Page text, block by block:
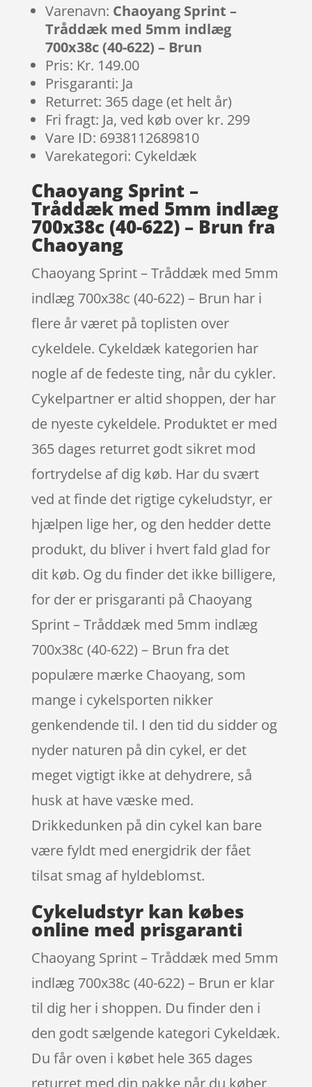
Varenavn: Chaoyang Sprint –
Tråddæk med 5mm indlæg
700x38c (40-622) – Brun
Pris: Kr. 149.00
Prisgaranti: Ja
Returret: 365 dage (et helt år)
Fri fragt: Ja, ved køb over kr. 299
Vare ID: 6938112689810
Varekategori: Cykeldæk
Chaoyang Sprint –
Tråddæk med 5mm indlæg
700x38c (40-622) – Brun fra
Chaoyang
Chaoyang Sprint – Tråddæk med 5mm
indlæg 700x38c (40-622) – Brun har i
flere år været på toplisten over
cykeldele. Cykeldæk kategorien har
nogle af de fedeste ting, når du cykler.
Cykelpartner er altid shoppen, der har
de nyeste cykeldele. Produktet er med
365 dages returret godt sikret mod
fortrydelse af dig køb. Har du svært
ved at finde det rigtige cykeludstyr, er
hjælpen lige her, og den hedder dette
produkt, du bliver i hvert fald glad for
dit køb. Og du finder det ikke billigere,
for der er prisgaranti på Chaoyang
Sprint – Tråddæk med 5mm indlæg
700x38c (40-622) – Brun fra det
populære mærke Chaoyang, som
mange i cykelsporten nikker
genkendende til. I den tid du sidder og
nyder naturen på din cykel, er det
meget vigtigt ikke at dehydrere, så
husk at have væske med.
Drikkedunken på din cykel kan bare
være fyldt med energidrik der fået
tilsat smag af hyldeblomst.
Cykeludstyr kan købes
online med prisgaranti
Chaoyang Sprint – Tråddæk med 5mm
indlæg 700x38c (40-622) – Brun er klar
til dig her i shoppen. Du finder den i
den godt sælgende kategori Cykeldæk.
Du får oven i købet hele 365 dages
returret med din pakke når du køber